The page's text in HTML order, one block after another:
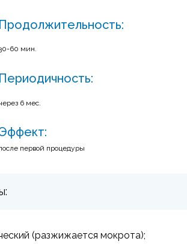
60 мин.
Продолжительность:
Периодичность:
6 мес.
первой процедуры
(разжижается мокрота);